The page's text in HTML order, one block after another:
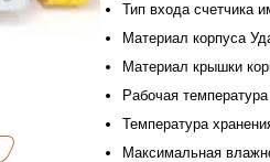
Тип входа счетчика
Материал корпуса
Материал крышки
Рабочая
Температура
Максимальная